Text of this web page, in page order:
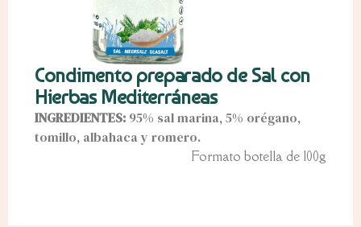
Condimento preparado de Sal con
Hierbas Mediterráneas
INGREDIENTES: 95% sal marina, 5% orégano,
tomillo, albahaca y romero.
Formato botella de 100g